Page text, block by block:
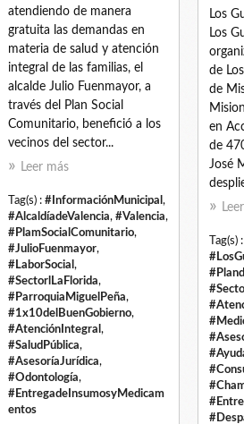
atendiendo de manera
gratuita las demandas en
materia de salud y atención
integral de las familias, el
alcalde Julio Fuenmayor, a
través del Plan Social
Comunitario, benefició a los
vecinos del sector...
Leer más
Tag(s) : #InformaciónMunicipal ,
#AlcaldíadeValencia, #Valencia,
#PlamSocialComunitario,
#JulioFuenmayor,
#LaborSocial ,
#SectorlLaFlorida,
#ParroquiaMiguelPeña,
#1x10delBuenGobierno,
#AtenciónIntegral ,
#SaludPública,
#AsesoríaJurídica,
#Odontología,
#EntregadeInsumosyMedicam
entos
Los
Los
de
de
en
de
José
Tag(s) :